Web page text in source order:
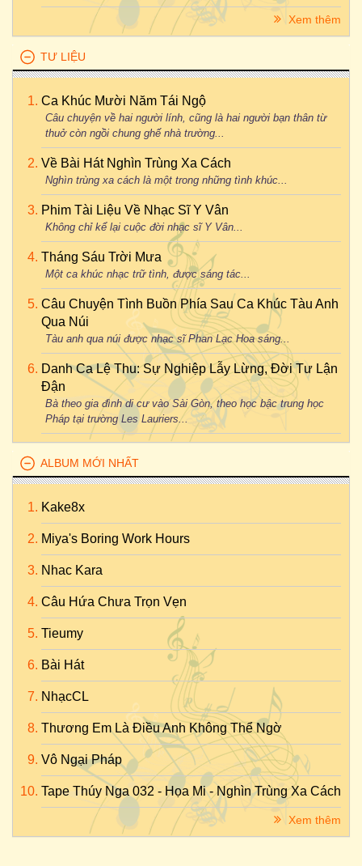
Xem thêm
TƯ LIỆU
Ca Khúc Mười Năm Tái Ngộ
Câu chuyện về hai người lính, cũng là hai người bạn thân từ
thuở còn ngồi chung ghế nhà trường...
Về Bài Hát Nghìn Trùng Xa Cách
Nghìn trùng xa cách là một trong những tình khúc...
Phim Tài Liệu Về Nhạc Sĩ Y Vân
Không chỉ kể lại cuộc đời nhạc sĩ Y Vân...
Tháng Sáu Trời Mưa
Một ca khúc nhạc trữ tình, được sáng tác...
Câu Chuyện Tình Buồn Phía Sau Ca Khúc Tàu Anh
Qua Núi
Tàu anh qua núi được nhạc sĩ Phan Lạc Hoa sáng...
Danh Ca Lệ Thu: Sự Nghiệp Lẫy Lừng, Đời Tư Lận
Đận
Bà theo gia đình di cư vào Sài Gòn, theo học bậc trung học
Pháp tại trường Les Lauriers...
ALBUM MỚI NHẤT
Kake8x
Miya's Boring Work Hours
Nhac Kara
Câu Hứa Chưa Trọn Vẹn
Tieumy
Bài Hát
NhạcCL
Thương Em Là Điều Anh Không Thể Ngờ
Vô Ngại Pháp
Tape Thúy Nga 032 - Họa Mi - Nghìn Trùng Xa Cách
Xem thêm